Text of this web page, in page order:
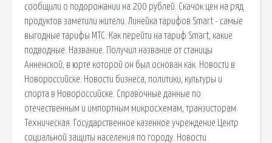
сообщили о подорожании на 200 рублей. Скачок цен на ряд
продуктов заметили жители. Линейка тарифов Smart - самые
выгодные тарифы МТС. Как перейти на тариф Smart, какие
подводные. Название. Получил название от станицы
Анненской, в юрте которой он был основан как. Новости в
Новороссийске. Новости бизнеса, политики, культуры и
спорта в Новороссийске. Справочные данные по
отечественным и импортным микросхемам, транзисторам.
Техническая. Государственное казенное учреждение Центр
социальной защиты населения по городу. Новости